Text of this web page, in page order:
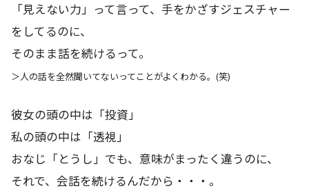
「見えない力」って言って、手をかざすジェスチャー
をしてるのに、
そのまま話を続けるって。
＞人の話を全然聞いてないってことがよくわかる。(笑)
彼女の頭の中は「投資」
私の頭の中は「透視」
おなじ「とうし」でも、意味がまったく違うのに、
それで、会話を続けるんだから・・・。